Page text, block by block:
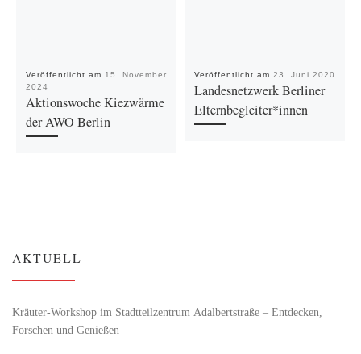
Veröffentlicht am 15. November
2024
Aktionswoche Kiezwärme
der AWO Berlin
Veröffentlicht am 23. Juni 2020
Landesnetzwerk Berliner
Elternbegleiter*innen
AKTUELL
Kräuter-Workshop im Stadtteilzentrum Adalbertstraße – Entdecken,
Forschen und Genießen